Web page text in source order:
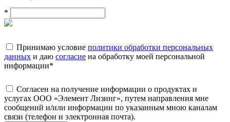
*
Принимаю условие политики обработки персональных
данных и даю согласие на обработку моей персональной
информации*
Согласен на получение информации о продуктах и
услугах ООО «Элемент Лизинг», путем направления мне
сообщений и/или информации по указанным мною каналам
связи (телефон и электронная почта).